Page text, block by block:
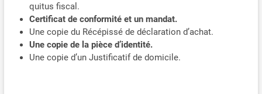
quitus fiscal.
Certificat de conformité et un mandat.
Une copie du Récépissé de déclaration d’achat.
Une copie de la pièce d’identité.
Une copie d’un Justificatif de domicile.